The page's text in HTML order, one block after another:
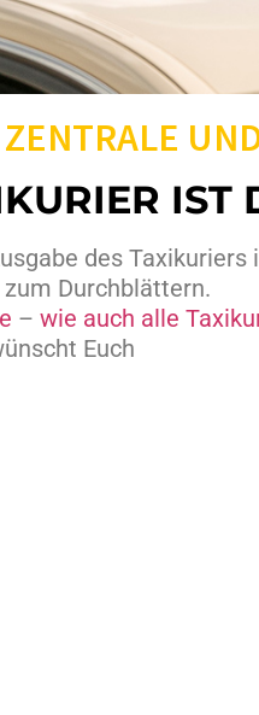
IST
des
Durchblättern.
– wie auch alle
Euch